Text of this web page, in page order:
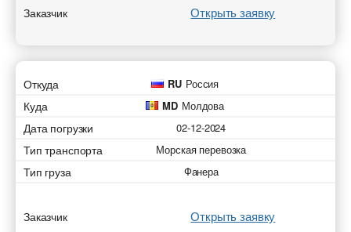
Заказчик Открыть заявку
Откуда RU Россия
Куда MD Молдова
Дата погрузки 02-12-2024
Тип транспорта Морская перевозка
Тип груза Фанера
Заказчик Открыть заявку